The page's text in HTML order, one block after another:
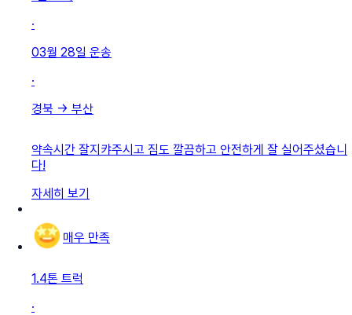
·
03월 28일 운송
·
경북 → 부산
약속시간 잘지캬주시고 짐도 깔끔하고 안전하게 잘 실어주셨습니
다!
자세히 보기
매우 만족
1.4톤 트럭
·